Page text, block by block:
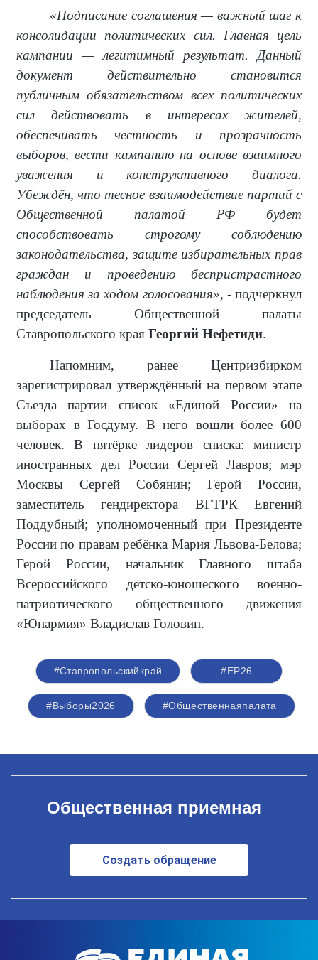
«Подписание соглашения — важный шаг к
консолидации политических сил. Главная цель
кампании — легитимный результат. Данный
документ действительно становится
публичным обязательством всех политических
сил действовать в интересах жителей,
обеспечивать честность и прозрачность
выборов, вести кампанию на основе взаимного
уважения и конструктивного диалога.
Убеждён, что тесное взаимодействие партий с
Общественной палатой РФ будет
способствовать строгому соблюдению
законодательства, защите избирательных прав
граждан и проведению беспристрастного
наблюдения за ходом голосования», - подчеркнул
председатель Общественной палаты
Ставропольского края Георгий Нефетиди.
Напомним, ранее Центризбирком
зарегистрировал утверждённый на первом этапе
Съезда партии список «Единой России» на
выборах в Госдуму. В него вошли более 600
человек. В пятёрке лидеров списка: министр
иностранных дел России Сергей Лавров; мэр
Москвы Сергей Собянин; Герой России,
заместитель гендиректора ВГТРК Евгений
Поддубный; уполномоченный при Президенте
России по правам ребёнка Мария Львова-Белова;
Герой России, начальник Главного штаба
Всероссийского детско-юношеского военно-
патриотического общественного движения
«Юнармия» Владислав Головин.
#Ставропольскийкрай #ЕР26
#Выборы2026 #Общественнаяпалата
Общественная приемная
Создать обращение